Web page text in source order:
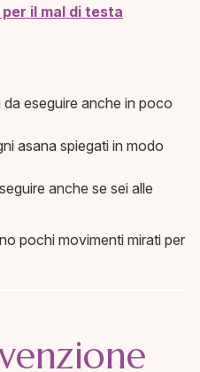
il mal di testa
eseguire anche in poco
asana spiegati in modo
anche se sei alle
pochi movimenti mirati per